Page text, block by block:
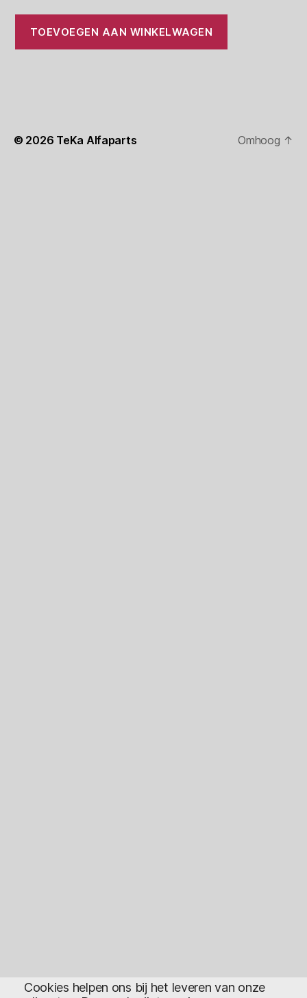
TOEVOEGEN AAN WINKELWAGEN
© 2026 TeKa Alfaparts Omhoog ↑
Cookies helpen ons bij het leveren van onze